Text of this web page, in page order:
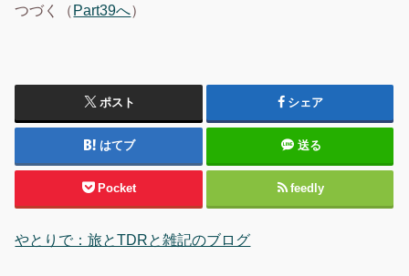
つづく（Part39へ）
ポスト シェア
はてブ 送る
Pocket feedly
やとりで：旅とTDRと雑記のブログ